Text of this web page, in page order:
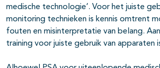
medische technologie’. Voor het juiste
monitoring technieken is kennis omtrent
fouten en misinterpretatie van belang.
training voor juiste gebruik van apparaten